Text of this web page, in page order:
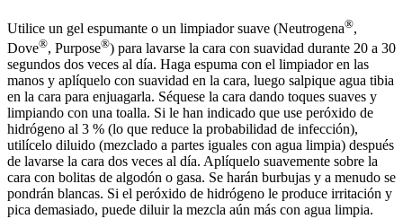
Utilice un gel espumante o un limpiador suave (Neutrogena®,
Dove®, Purpose®) para lavarse la cara con suavidad durante 20 a 30
segundos dos veces al día. Haga espuma con el limpiador en las
manos y aplíquelo con suavidad en la cara, luego salpique agua tibia
en la cara para enjuagarla. Séquese la cara dando toques suaves y
limpiando con una toalla. Si le han indicado que use peróxido de
hidrógeno al 3 % (lo que reduce la probabilidad de infección),
utilícelo diluido (mezclado a partes iguales con agua limpia) después
de lavarse la cara dos veces al día. Aplíquelo suavemente sobre la
cara con bolitas de algodón o gasa. Se harán burbujas y a menudo se
pondrán blancas. Si el peróxido de hidrógeno le produce irritación y
pica demasiado, puede diluir la mezcla aún más con agua limpia.